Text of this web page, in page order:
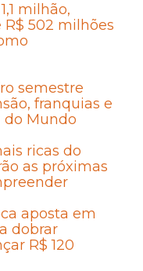
milhão,
502 milhões
semestre
franquias e
do Mundo
ricas do
as próximas
aposta em
dobrar
R$ 120